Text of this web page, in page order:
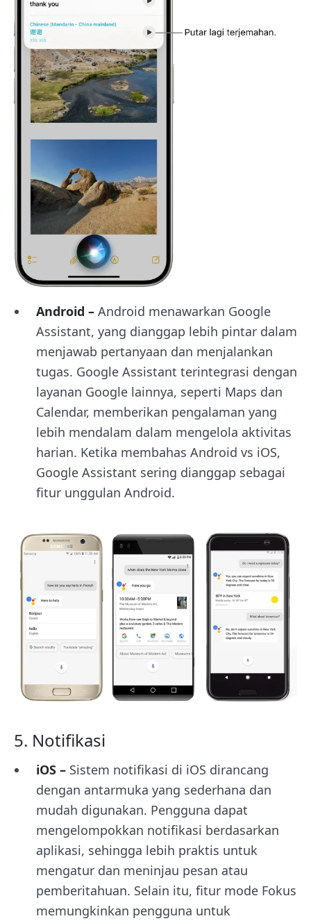
Android – Android menawarkan Google
Assistant, yang dianggap lebih pintar dalam
menjawab pertanyaan dan menjalankan
tugas. Google Assistant terintegrasi dengan
layanan Google lainnya, seperti Maps dan
Calendar, memberikan pengalaman yang
lebih mendalam dalam mengelola aktivitas
harian. Ketika membahas Android vs iOS,
Google Assistant sering dianggap sebagai
fitur unggulan Android.
5. Notifikasi
iOS – Sistem notifikasi di iOS dirancang
dengan antarmuka yang sederhana dan
mudah digunakan. Pengguna dapat
mengelompokkan notifikasi berdasarkan
aplikasi, sehingga lebih praktis untuk
mengatur dan meninjau pesan atau
pemberitahuan. Selain itu, fitur mode Fokus
memungkinkan pengguna untuk